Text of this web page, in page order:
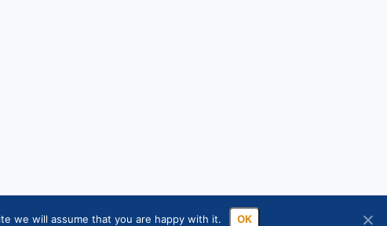
we will assume that you are happy with it. OK